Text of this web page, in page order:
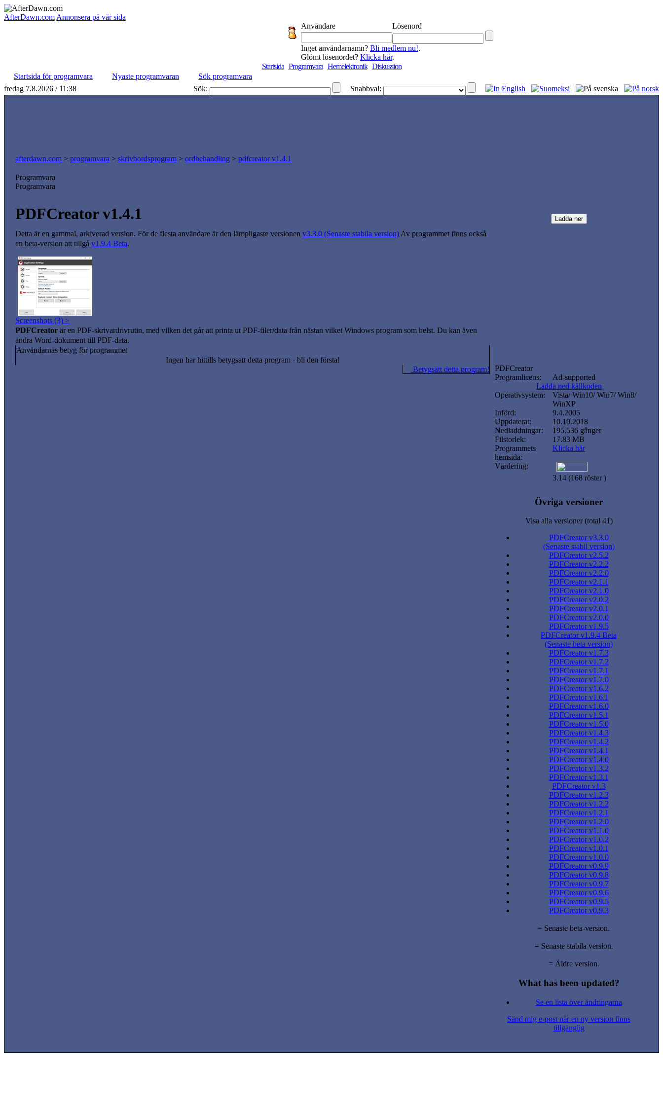
AfterDawn.com Annonsera på vår sida
Användare
Lösenord
Inget användarnamn? Bli medlem nu!.
Glömt lösenordet? Klicka här.
Startsida Programvara Hemelektronik Diskussion
Startsida för programvara
Nyaste programvaran
Sök programvara
fredag 7.8.2026 / 11:38
Sök: Snabbval:
afterdawn.com > programvara > skrivbordsprogram > ordbehandling > pdfcreator v1.4.1
Programvara
Programvara
PDFCreator v1.4.1
Detta är en gammal, arkiverad version. För de flesta användare är den lämpligaste versionen v3.3.0 (Senaste stabila version)Av programmet finns också
en beta-version att tillgå v1.9.4 Beta.
Screenshots (3) >
PDFCreator är en PDF-skrivardrivrutin, med vilken det går att printa ut PDF-filer/data från nästan vilket Windows program som helst. Du kan även
ändra Word-dokument till PDF-data.
PDFCreator
Programlicens:
Ad-supported
Ladda ned källkoden
Operativsystem:
Vista/ Win10/ Win7/ Win8/
WinXP
Införd:
9.4.2005
Uppdaterat:
10.10.2018
Nedladdningar:
195,536 gånger
Filstorlek:
17.83 MB
Programmets
hemsida:
Klicka här
Värdering:
3.14 (168 röster )
Övriga versioner
Visa alla versioner (total 41)
PDFCreator v3.3.0
(Senaste stabil version)
PDFCreator v2.5.2
PDFCreator v2.2.2
PDFCreator v2.2.0
PDFCreator v2.1.1
PDFCreator v2.1.0
PDFCreator v2.0.2
PDFCreator v2.0.1
PDFCreator v2.0.0
PDFCreator v1.9.5
PDFCreator v1.9.4 Beta
(Senaste beta version)
PDFCreator v1.7.3
PDFCreator v1.7.2
PDFCreator v1.7.1
PDFCreator v1.7.0
PDFCreator v1.6.2
PDFCreator v1.6.1
PDFCreator v1.6.0
PDFCreator v1.5.1
PDFCreator v1.5.0
PDFCreator v1.4.3
PDFCreator v1.4.2
PDFCreator v1.4.1
PDFCreator v1.4.0
PDFCreator v1.3.2
PDFCreator v1.3.1
PDFCreator v1.3
PDFCreator v1.2.3
PDFCreator v1.2.2
PDFCreator v1.2.1
PDFCreator v1.2.0
PDFCreator v1.1.0
PDFCreator v1.0.2
PDFCreator v1.0.1
PDFCreator v1.0.0
PDFCreator v0.9.9
PDFCreator v0.9.8
PDFCreator v0.9.7
PDFCreator v0.9.6
PDFCreator v0.9.5
PDFCreator v0.9.3
= Senaste beta-version.
= Senaste stabila version.
= Äldre version.
What has been updated?
Se en lista över ändringarna
Sänd mig e-post när en ny version finns
tillgänglig
Användarnas betyg för programmet
Ingen har hittills betygsatt detta program - bli den första!
Betygsätt detta program!